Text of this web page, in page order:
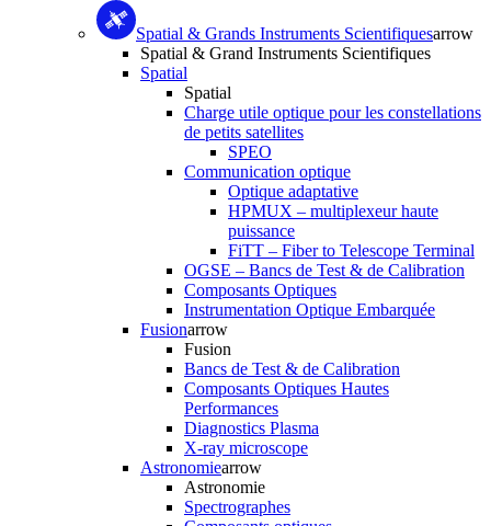
Spatial & Grands Instruments Scientifiquesarrow
Spatial & Grand Instruments Scientifiques
Spatial
Spatial
Charge utile optique pour les constellations
de petits satellites
SPEO
Communication optique
Optique adaptative
HPMUX – multiplexeur haute
puissance
FiTT – Fiber to Telescope Terminal
OGSE – Bancs de Test & de Calibration
Composants Optiques
Instrumentation Optique Embarquée
Fusionarrow
Fusion
Bancs de Test & de Calibration
Composants Optiques Hautes
Performances
Diagnostics Plasma
X-ray microscope
Astronomiearrow
Astronomie
Spectrographes